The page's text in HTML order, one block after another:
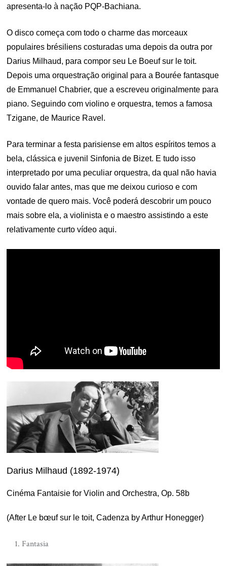
apresenta-lo à nação PQP-Bachiana.
O disco começa com todo o charme das morceaux
populaires brésiliens costuradas uma depois da outra por
Darius Milhaud, para compor seu Le Boeuf sur le toit.
Depois uma orquestração original para a Bourée fantasque
de Emmanuel Chabrier, que a escreveu originalmente para
piano. Seguindo com violino e orquestra, temos a famosa
Tzigane, de Maurice Ravel.
Para terminar a festa parisiense em altos espíritos temos a
bela, clássica e juvenil Sinfonia de Bizet. E tudo isso
interpretado por uma peculiar orquestra, da qual não havia
ouvido falar antes, mas que me deixou curioso e com
vontade de quero mais. Você poderá descobrir um pouco
mais sobre ela, a violinista e o maestro assistindo a este
relativamente curto vídeo aqui.
Darius Milhaud (1892-1974)
Cinéma Fantaisie for Violin and Orchestra, Op. 58b
(After Le bœuf sur le toit, Cadenza by Arthur Honegger)
Fantasia